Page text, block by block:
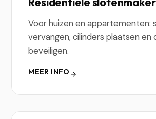
Voor huizen en appartementen:
vervangen, cilinders plaatsen en
beveiligen.
MEER INFO